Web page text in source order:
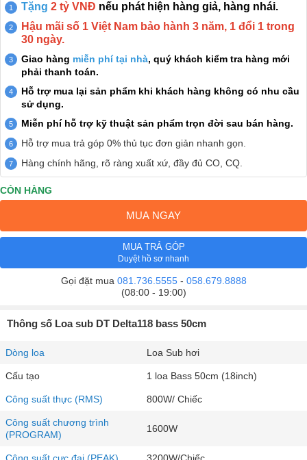
Tặng 2 tỷ VNĐ nếu phát hiện hàng giả, hàng nhái.
Hậu mãi số 1 Việt Nam bảo hành 3 năm, 1 đổi 1 trong
30 ngày.
Giao hàng miễn phí tại nhà, quý khách kiểm tra hàng mới
phải thanh toán.
Hỗ trợ mua lại sản phẩm khi khách hàng không có nhu cầu
sử dụng.
Miễn phí hỗ trợ kỹ thuật sản phẩm trọn đời sau bán hàng.
Hỗ trợ mua trả góp 0% thủ tục đơn giản nhanh gọn.
Hàng chính hãng, rõ ràng xuất xứ, đầy đủ CO, CQ.
CÒN HÀNG
MUA NGAY
MUA TRẢ GÓP
Duyệt hồ sơ nhanh
Gọi đặt mua 081.736.5555- 058.679.8888
(08:00 - 19:00)
Thông số Loa sub DT Delta118 bass 50cm
Dòng loa Loa Sub hơi
Cấu tạo 1 loa Bass 50cm (18inch)
Công suất thực (RMS) 800W/ Chiếc
Công suất chương trình
(PROGRAM)
1600W